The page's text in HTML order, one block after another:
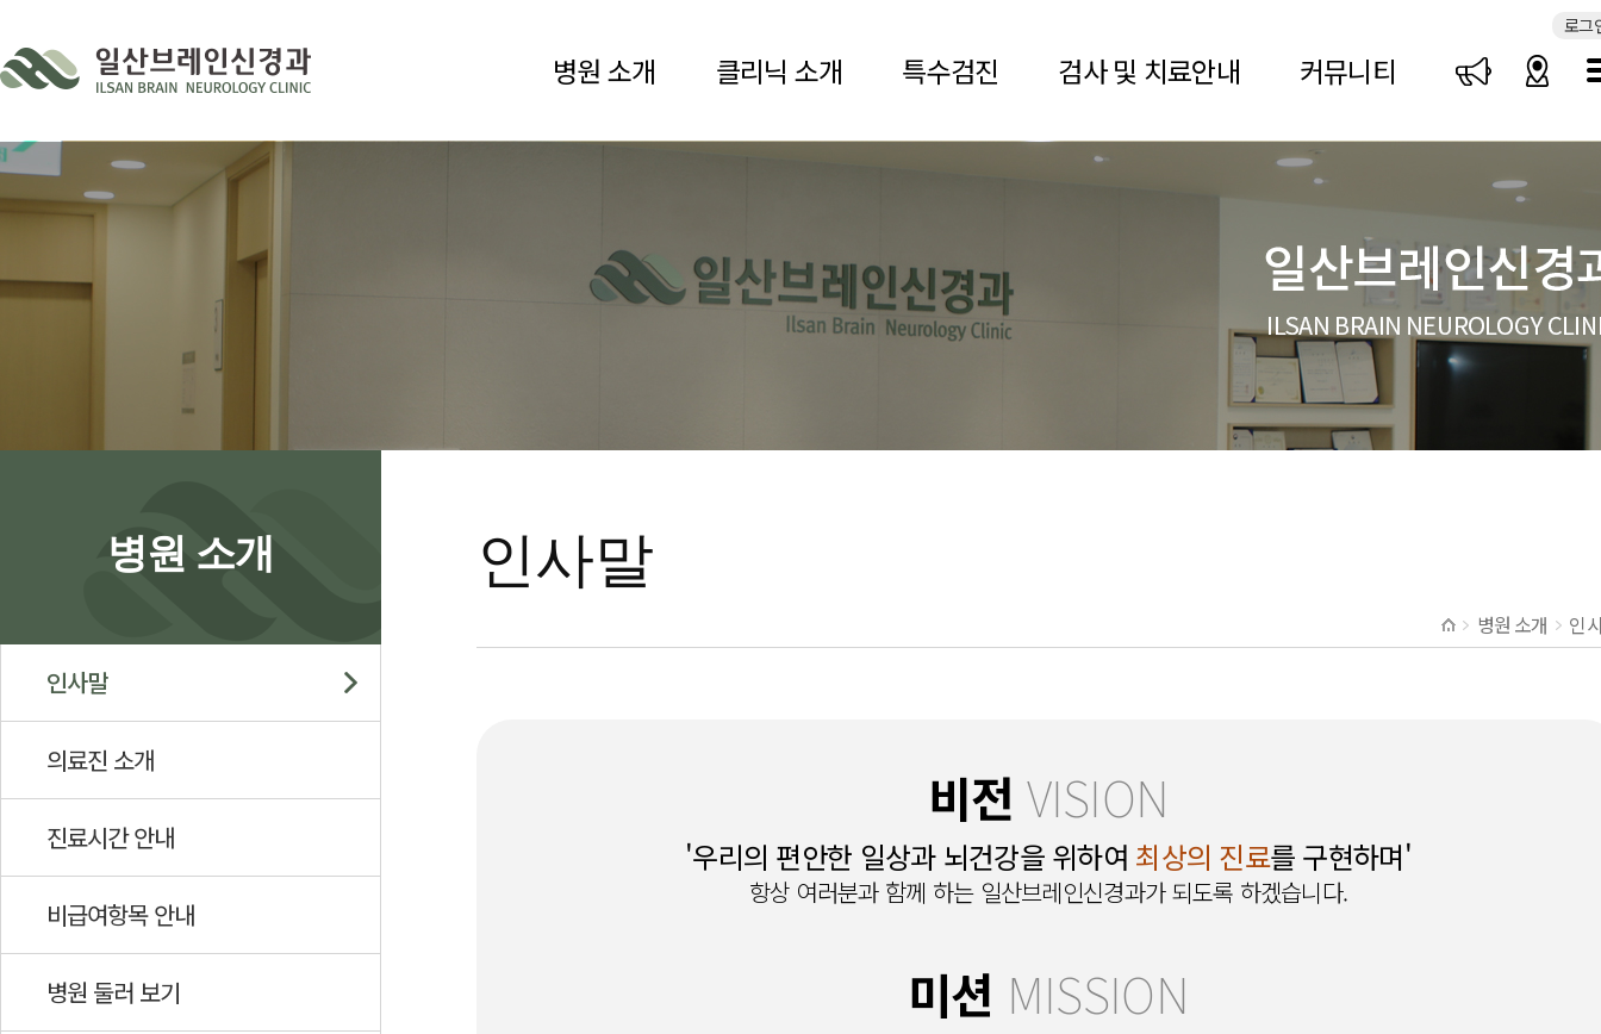
로그
병원 소개 클리닉 소개 특수검진 검사 및 치료안내 커뮤니티
병원 소개
인사말
의료진 소개
진료시간 안내
비급여항목 안내
병원 둘러 보기
인사말
병원 소개 인
비전 VISION
'우리의 편안한 일상과 뇌건강을 위하여 최상의 진료를 구현하며'
항상 여러분과 함께 하는 일산브레인신경과가 되도록 하겠습니다.
미션 MISSION